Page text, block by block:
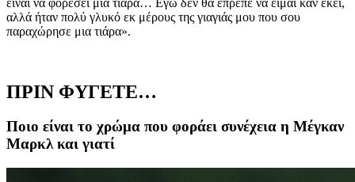
αλλά ήταν πολύ γλυκό εκ μέρους της γιαγιάς μου που σου
παραχώρησε μια τιάρα».
ΠΡΙΝ ΦΥΓΕΤΕ…
Ποιο είναι το χρώμα που φοράει συνέχεια η Μέγκαν
Μαρκλ και γιατί